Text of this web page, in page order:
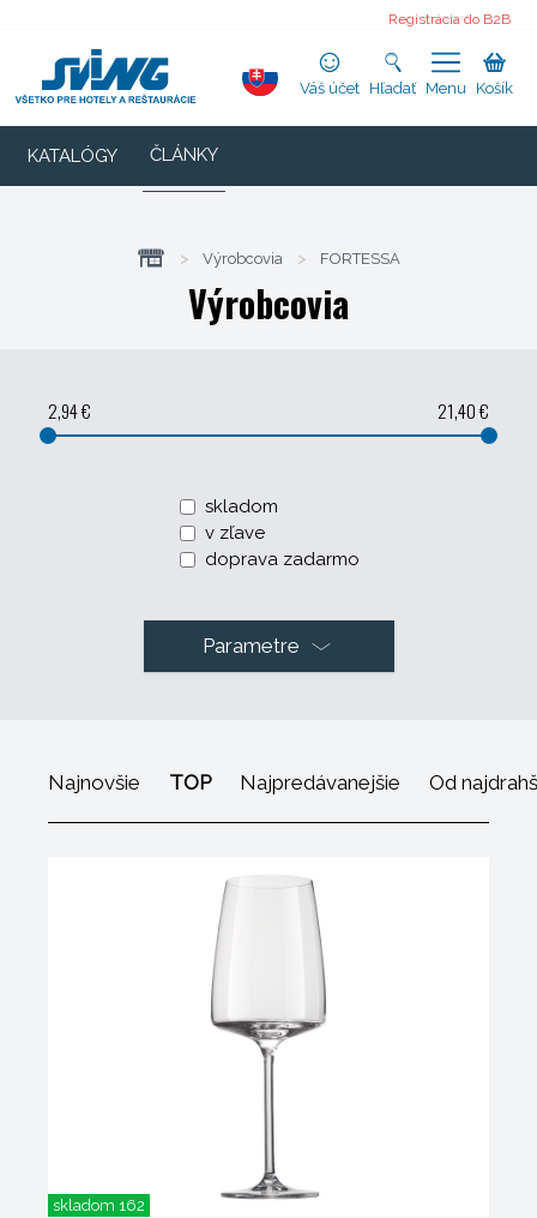
Registrácia do B2B
Váš účet Hľadať Menu Košík
KATALÓGY ČLÁNKY
> Výrobcovia > FORTESSA
Výrobcovia
2,94 € 21,40 €
skladom
v zľave
doprava zadarmo
Parametre
Najnovšie TOP Najpredávanejšie Od
skladom 162